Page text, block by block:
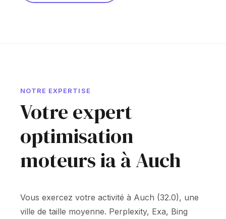
NOTRE EXPERTISE
Votre expert
optimisation
moteurs ia à Auch
Vous exercez votre activité à Auch (32.0), une
ville de taille moyenne. Perplexity, Exa, Bing